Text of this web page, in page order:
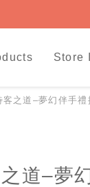
Store
客之道–夢幻伴手
道–夢